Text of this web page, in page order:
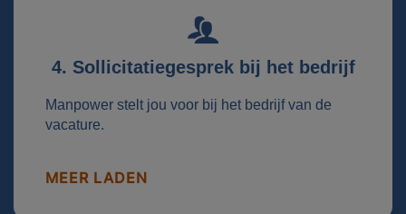
4. Sollicitatiegesprek bij het bedrijf
Manpower stelt jou voor bij het bedrijf van de
vacature.
MEER LADEN